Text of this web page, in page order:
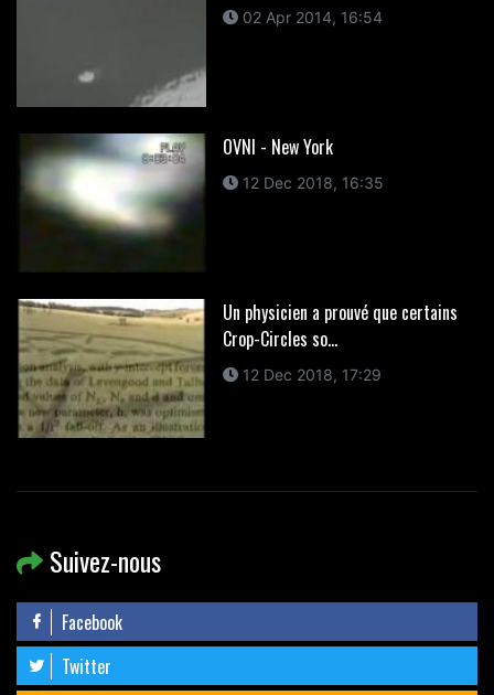
02 Apr 2014, 16:54
OVNI - New York
12 Dec 2018, 16:35
Un physicien a prouvé que certains
Crop-Circles so...
12 Dec 2018, 17:29
Suivez-nous
Facebook
Twitter